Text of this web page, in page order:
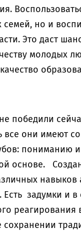
но и
Это даст
молодых
победили
все они имеют
пониманию
основе.
навыков
задумки и
реагирования